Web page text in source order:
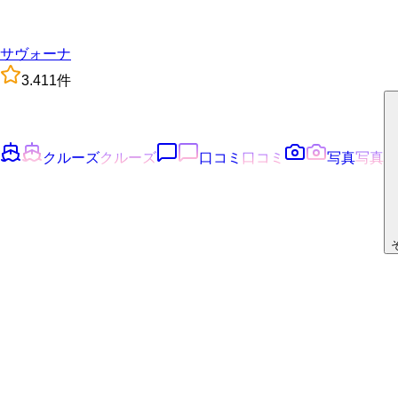
サヴォーナ
3.411件
クルーズクルーズ 口コミ 口コミ 写真写真